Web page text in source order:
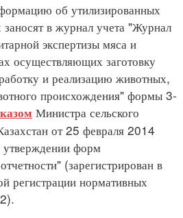
об утилизированных
заносят в журнал учета "Журнал
экспертизы мяса и
осуществляющих заготовку
и реализацию животных,
происхождения" формы 3-
Министра сельского
от 25 февраля 2014
форм
(зарегистрирован в
регистрации нормативных